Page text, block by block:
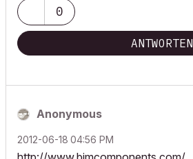
0
ANTWORTEN
Anonymous
‎2012-06-18 04:56 PM